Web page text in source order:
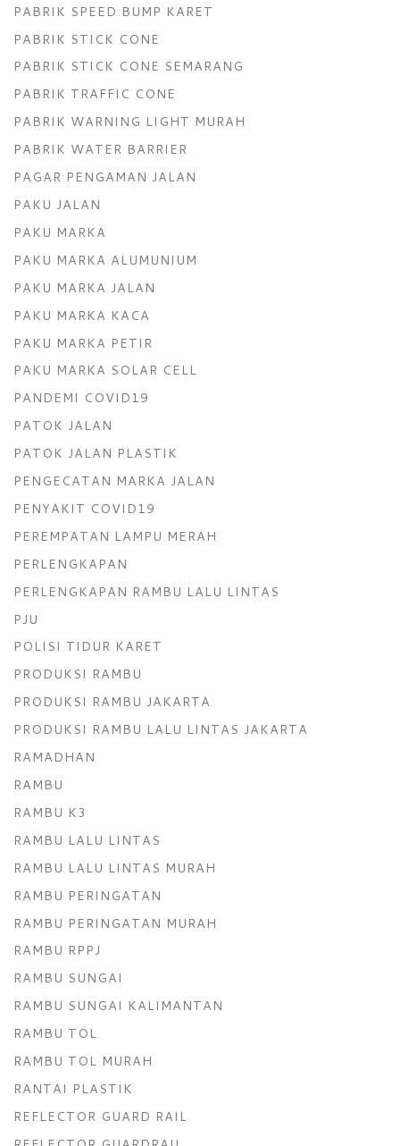
PABRIK SPEED BUMP KARET
PABRIK STICK CONE
PABRIK STICK CONE SEMARANG
PABRIK TRAFFIC CONE
PABRIK WARNING LIGHT MURAH
PABRIK WATER BARRIER
PAGAR PENGAMAN JALAN
PAKU JALAN
PAKU MARKA
PAKU MARKA ALUMUNIUM
PAKU MARKA JALAN
PAKU MARKA KACA
PAKU MARKA PETIR
PAKU MARKA SOLAR CELL
PANDEMI COVID19
PATOK JALAN
PATOK JALAN PLASTIK
PENGECATAN MARKA JALAN
PENYAKIT COVID19
PEREMPATAN LAMPU MERAH
PERLENGKAPAN
PERLENGKAPAN RAMBU LALU LINTAS
PJU
POLISI TIDUR KARET
PRODUKSI RAMBU
PRODUKSI RAMBU JAKARTA
PRODUKSI RAMBU LALU LINTAS JAKARTA
RAMADHAN
RAMBU
RAMBU K3
RAMBU LALU LINTAS
RAMBU LALU LINTAS MURAH
RAMBU PERINGATAN
RAMBU PERINGATAN MURAH
RAMBU RPPJ
RAMBU SUNGAI
RAMBU SUNGAI KALIMANTAN
RAMBU TOL
RAMBU TOL MURAH
RANTAI PLASTIK
REFLECTOR GUARD RAIL